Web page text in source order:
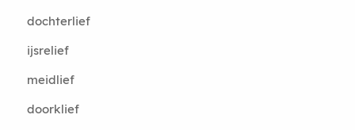
dochterlief
ijsrelief
meidlief
doorklief